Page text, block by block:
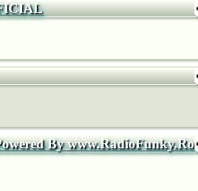
By www.RadioFunky.Ro